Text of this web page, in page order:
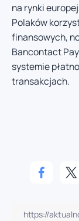
na rynki
Polaków
finansowych,
Bancontact
systemie
transakcjach.